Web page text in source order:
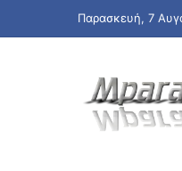
Παρασκευή, 7